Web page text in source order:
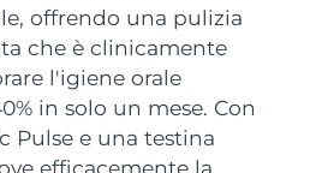
offrendo una pulizia
che è clinicamente
l'igiene orale
in solo un mese. Con
Pulse e una testina
efficacemente la
4 Men
aging massage
2 eyes & lips
line smoothing device
LED
and red light therapy
plus
silicone sonic toothbrush
Trattamenti LED
NEW
Consegna stimata
Consegna stimata
Consegna stimata8/13/26